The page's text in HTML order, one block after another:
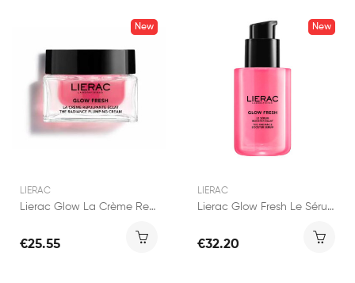
New
LIERAC
Lierac Glow La Crème Repulpante Eclat 50ml
€25.55
New
LIERAC
Lierac Glow Fresh Le Sérum Booster Éclat 30ml
€32.20